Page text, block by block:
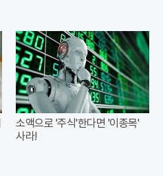
소액으로 '주식'한다면 '이종목'
사라!